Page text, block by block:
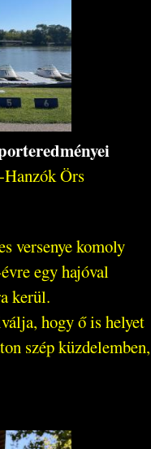
Örs
versenye komoly
egy hajóval
kerül.
hogy ő is helyet
szép küzdelemben,